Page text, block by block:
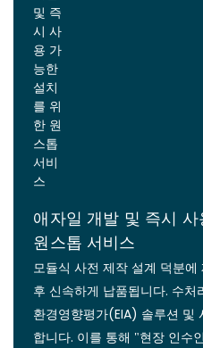
애자일 개발 및 즉시
원스톱 서비스
모듈식 사전 제작 설계 덕분
후 신속하게 납품됩니다. 수
환경영향평가(EIA) 솔루션 및
합니다. 이를 통해 "현장 인수